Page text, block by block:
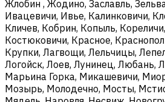
Жлобин , Жодино, Заславль,
Ивацевичи, Ивье, Калинковичи,
Кличев, Кобрин, Копыль,
Костюковичи, Красное,
Крупки, Лагвощи, Лельчицы,
Логойск, Лоев, Лунинец, Любань,
Марьина Горка, Микашевичи,
Мозырь, Молодечно, Мосты,